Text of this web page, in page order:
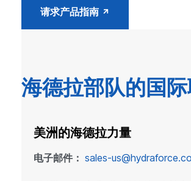
请求产品指南
海德拉部队的国
美洲的海德拉力量
电子邮件： sales-